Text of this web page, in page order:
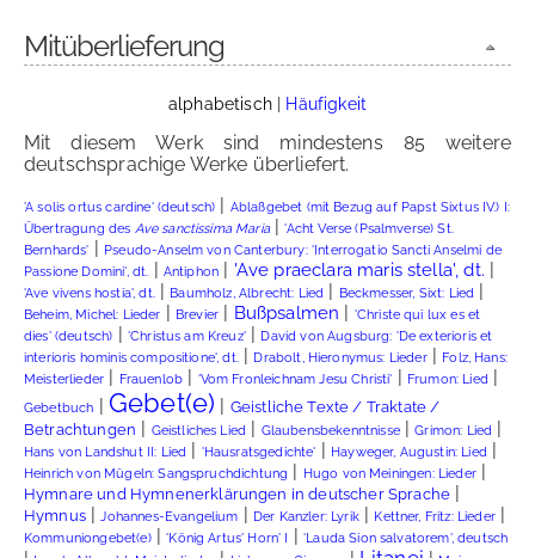
Mitüberlieferung
alphabetisch| Häufigkeit
Mit diesem Werk sind mindestens 85 weitere
deutschsprachige Werke überliefert.
'A solis ortus cardine' (deutsch) | Ablaßgebet (mit Bezug auf Papst Sixtus IV.) I:
Übertragung des Ave sanctissima Maria|'Acht Verse (Psalmverse) St.
Bernhards' | Pseudo-Anselm von Canterbury: 'Interrogatio Sancti Anselmi de
Passione Domini', dt. | Antiphon | 'Ave praeclara maris stella', dt. |
'Ave vivens hostia', dt.| Baumholz, Albrecht: Lied | Beckmesser, Sixt: Lied |
Beheim, Michel: Lieder | Brevier | Bußpsalmen | 'Christe qui lux es et
dies' (deutsch) | 'Christus am Kreuz'| David von Augsburg: 'De exterioris et
interioris hominis compositione', dt.| Drabolt, Hieronymus: Lieder| Folz, Hans:
Meisterlieder | Frauenlob | 'Vom Fronleichnam Jesu Christi' | Frumon: Lied|
Gebetbuch | Gebet(e) | Geistliche Texte / Traktate /
Betrachtungen | Geistliches Lied | Glaubensbekenntnisse|Grimon: Lied |
Hans von Landshut II: Lied | 'Hausratsgedichte' | Hayweger, Augustin: Lied|
Heinrich von Mügeln: Sangspruchdichtung | Hugo von Meiningen: Lieder|
Hymnare und Hymnenerklärungen in deutscher Sprache |
Hymnus|Johannes-Evangelium | Der Kanzler: Lyrik| Kettner, Fritz: Lieder|
Kommuniongebet(e)|'König Artus' Horn' I |'Lauda Sion salvatorem', deutsch